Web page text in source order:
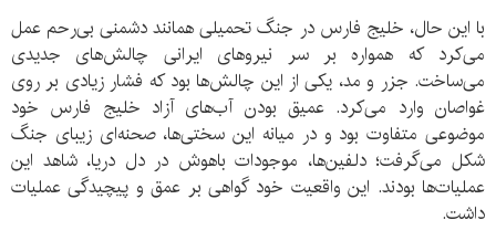
با این حال، خلیج فارس در جنگ تحمیلی همانند دشمنی بی‌رحم عمل
می‌کرد که همواره بر سر نیروهای ایرانی چالش‌های جدیدی
می‌ساخت. جزر و مد، یکی از این چالش‌ها بود که فشار زیادی بر روی
غواصان وارد می‌کرد. عمیق بودن آب‌های آزاد خلیج فارس خود
موضوعی متفاوت بود و در میانه این سختی‌ها، صحنه‌ای زیبای جنگ
شکل می‌گرفت؛ دلفین‌ها، موجودات باهوش در دل دریا، شاهد این
عملیات‌ها بودند. این واقعیت خود گواهی بر عمق و پیچیدگی عملیات
داشت.